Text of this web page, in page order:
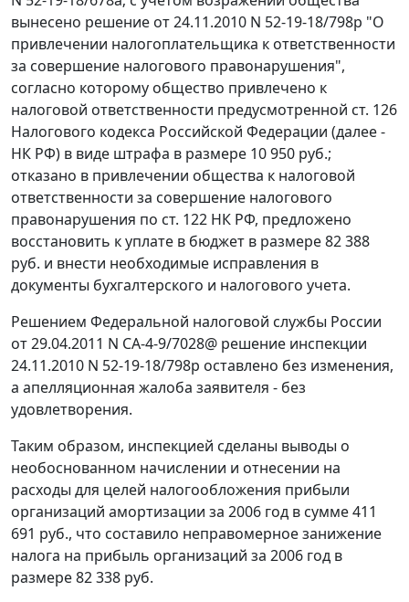
вынесено решение от 24.11.2010 N 52-19-18/798р "О
привлечении налогоплательщика к ответственности
за совершение налогового правонарушения",
согласно которому общество привлечено к
налоговой ответственности предусмотренной ст. 126
Налогового кодекса Российской Федерации (далее -
НК РФ) в виде штрафа в размере 10 950 руб.;
отказано в привлечении общества к налоговой
ответственности за совершение налогового
правонарушения по ст. 122 НК РФ, предложено
восстановить к уплате в бюджет в размере 82 388
руб. и внести необходимые исправления в
документы бухгалтерского и налогового учета.
Решением Федеральной налоговой службы России
от 29.04.2011 N СА-4-9/7028@ решение инспекции
24.11.2010 N 52-19-18/798р оставлено без изменения,
а апелляционная жалоба заявителя - без
удовлетворения.
Таким образом, инспекцией сделаны выводы о
необоснованном начислении и отнесении на
расходы для целей налогообложения прибыли
организаций амортизации за 2006 год в сумме 411
691 руб., что составило неправомерное занижение
налога на прибыль организаций за 2006 год в
размере 82 338 руб.